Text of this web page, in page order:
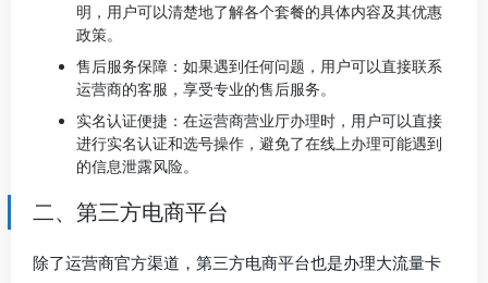
明，用户可以清楚地了解各个套餐的具体内容及其优惠
政策。
售后服务保障：如果遇到任何问题，用户可以直接联系
运营商的客服，享受专业的售后服务。
实名认证便捷：在运营商营业厅办理时，用户可以直接
进行实名认证和选号操作，避免了在线上办理可能遇到
的信息泄露风险。
二、第三方电商平台
除了运营商官方渠道，第三方电商平台也是办理大流量卡